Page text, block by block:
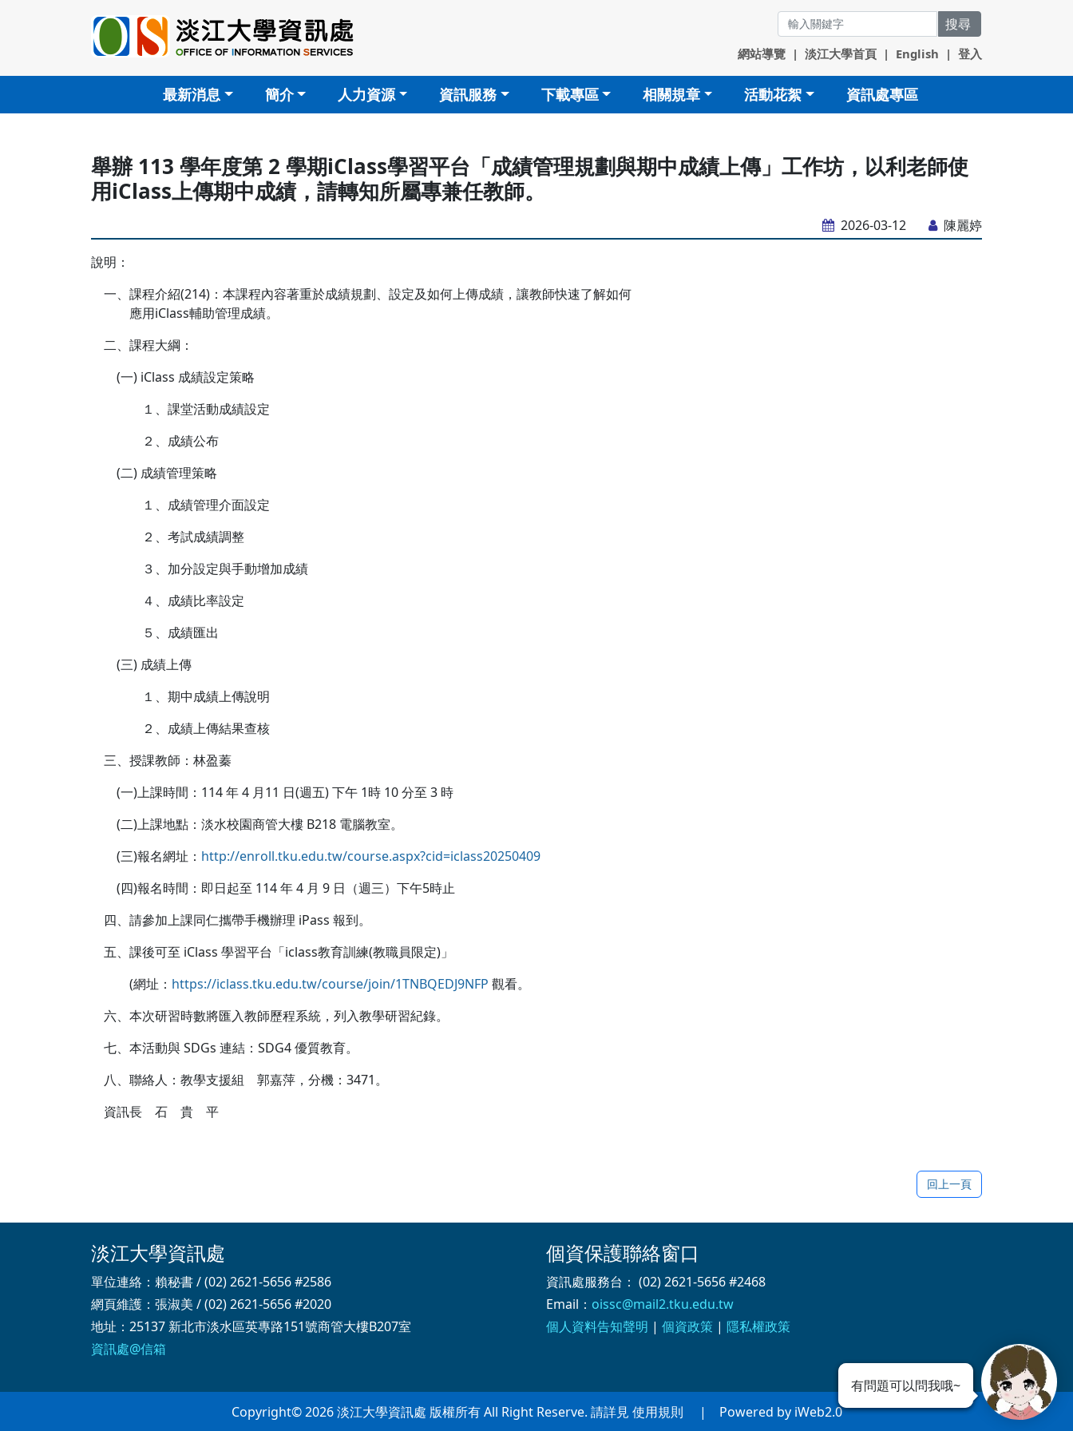
搜尋
網站導覽 | 淡江大學首頁 | English | 登入
最新消息 簡介 人力資源 資訊服務 下載專區 相關規章 活動花絮 資訊處專區
舉辦 113 學年度第 2 學期iClass學習平台「成績管理規劃與期中成績上傳」工作坊，以利老師使
用iClass上傳期中成績，請轉知所屬專兼任教師。
2026-03-12 陳麗婷
說明：
一、課程介紹(214)：本課程內容著重於成績規劃、設定及如何上傳成績，讓教師快速了解如何
應用iClass輔助管理成績。
二、課程大綱：
(一) iClass 成績設定策略
１、課堂活動成績設定
２、成績公布
(二) 成績管理策略
１、成績管理介面設定
２、考試成績調整
３、加分設定與手動增加成績
４、成績比率設定
５、成績匯出
(三) 成績上傳
１、期中成績上傳說明
２、成績上傳結果查核
三、授課教師：林盈蓁
(一)上課時間：114 年 4 月11 日(週五) 下午 1時 10 分至 3 時
(二)上課地點：淡水校園商管大樓 B218 電腦教室。
(三)報名網址： http://enroll.tku.edu.tw/course.aspx?cid=iclass20250409
(四)報名時間：即日起至 114 年 4 月 9 日（週三）下午5時止
四、請參加上課同仁攜帶手機辦理 iPass 報到。
五、課後可至 iClass 學習平台「iclass教育訓練(教職員限定)」
(網址： https://iclass.tku.edu.tw/course/join/1TNBQEDJ9NFP 觀看。
六、本次研習時數將匯入教師歷程系統，列入教學研習紀錄。
七、本活動與 SDGs 連結：SDG4 優質教育。
八、聯絡人：教學支援組 郭嘉萍，分機：3471。
資訊長 石 貴 平
回上一頁
淡江大學資訊處
單位連絡：賴秘書 / (02) 2621-5656 #2586
網頁維護：張淑美 / (02) 2621-5656 #2020
地址：25137 新北市淡水區英專路151號商管大樓B207室
資訊處@信箱
個資保護聯絡窗口
資訊處服務台： (02) 2621-5656 #2468
Email： oissc@mail2.tku.edu.tw
個人資料告知聲明 | 個資政策 | 隱私權政策
Copyright© 2026 淡江大學資訊處 版權所有 All Right Reserve. 請詳見 使用規則 | Powered by iWeb2.0
有問題可以問我哦~